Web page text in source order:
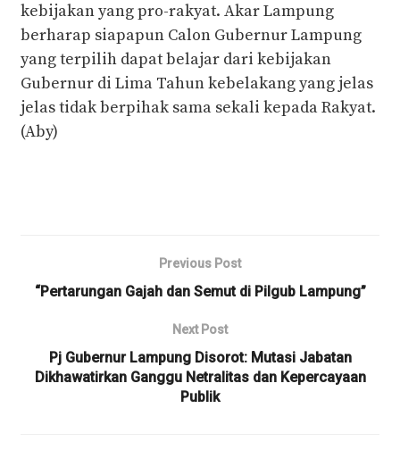
kebijakan yang pro-rakyat. Akar Lampung
berharap siapapun Calon Gubernur Lampung
yang terpilih dapat belajar dari kebijakan
Gubernur di Lima Tahun kebelakang yang jelas
jelas tidak berpihak sama sekali kepada Rakyat.
(Aby)
Previous Post
“Pertarungan Gajah dan Semut di Pilgub Lampung”
Next Post
Pj Gubernur Lampung Disorot: Mutasi Jabatan
Dikhawatirkan Ganggu Netralitas dan Kepercayaan
Publik